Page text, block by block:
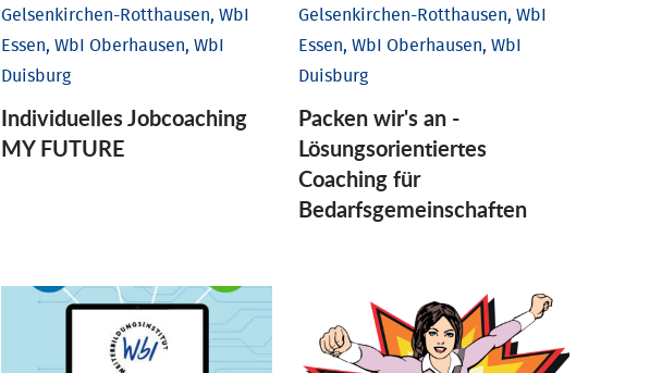
Gelsenkirchen-Rotthausen, WbI
Essen, WbI Oberhausen, WbI
Duisburg
Individuelles Jobcoaching
MY FUTURE
Gelsenkirchen-Rotthausen, WbI
Essen, WbI Oberhausen, WbI
Duisburg
Packen wir's an -
Lösungsorientiertes
Coaching für
Bedarfsgemeinschaften